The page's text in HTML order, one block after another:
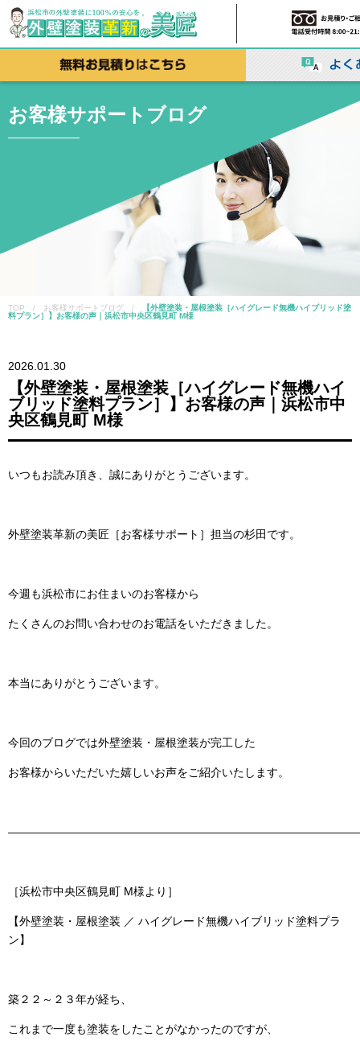
お客様サポートブログ
TOP / お客様サポートブログ /
【外壁塗装・屋根塗装［ハイグレード無機ハイブリッド塗
料プラン］】お客様の声｜浜松市中央区鶴見町 M様
2026.01.30
【外壁塗装・屋根塗装［ハイグレード無機ハイ
ブリッド塗料プラン］】お客様の声｜浜松市中
央区鶴見町 M様
いつもお読み頂き、誠にありがとうございます。
外壁塗装革新の美匠［お客様サポート］担当の杉田です。
今週も浜松市にお住まいのお客様から
たくさんのお問い合わせのお電話をいただきました。
本当にありがとうございます。
今回のブログでは外壁塗装・屋根塗装が完工した
お客様からいただいた嬉しいお声をご紹介いたします。
［浜松市中央区鶴見町 M様より］
【外壁塗装・屋根塗装 ／ ハイグレード無機ハイブリッド塗料プラ
ン】
築２２～２３年が経ち、
これまで一度も塗装をしたことがなかったのですが、